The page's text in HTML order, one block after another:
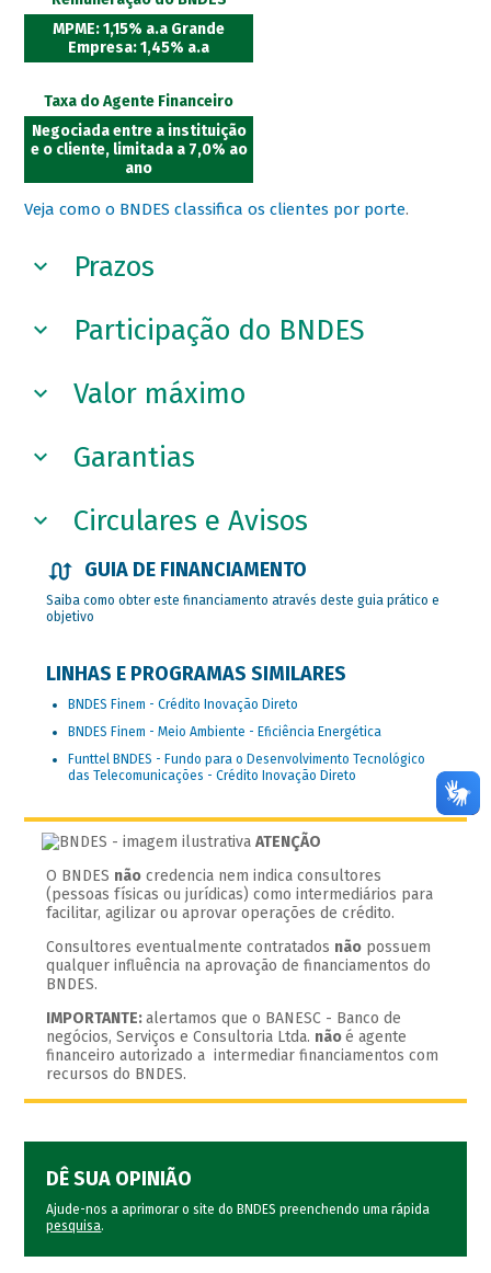
MPME: 1,15% a.a Grande
Empresa: 1,45% a.a
Taxa do Agente Financeiro
Negociada entre a instituição
e o cliente, limitada a 7,0% ao
ano
Veja como o BNDES classifica os clientes por porte.
Prazos
Participação do BNDES
Valor máximo
Garantias
Circulares e Avisos
GUIA DE FINANCIAMENTO
Saiba como obter este financiamento através deste guia prático e
objetivo
LINHAS E PROGRAMAS SIMILARES
BNDES Finem - Crédito Inovação Direto
BNDES Finem - Meio Ambiente - Eficiência Energética
Funttel BNDES - Fundo para o Desenvolvimento Tecnológico
das Telecomunicações - Crédito Inovação Direto
ATENÇÃO
O BNDES não credencia nem indica consultores
(pessoas físicas ou jurídicas) como intermediários para
facilitar, agilizar ou aprovar operações de crédito.
Consultores eventualmente contratados não possuem
qualquer influência na aprovação de financiamentos do
BNDES.
IMPORTANTE:alertamos que o BANESC - Banco de
negócios, Serviços e Consultoria Ltda. nãoé agente
financeiro autorizado a intermediar financiamentos com
recursos do BNDES.
DÊ SUA OPINIÃO
Ajude-nos a aprimorar o site do BNDES preenchendo uma rápida
pesquisa.